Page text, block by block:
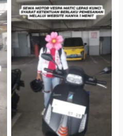
Cityplaza Jatinegara
Gedung Parkir P6A